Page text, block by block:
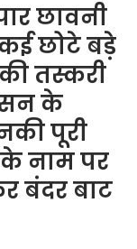
छावनी
छोटे बड़े
तस्करी
के
पूरी
नाम पर
बंदर बाट